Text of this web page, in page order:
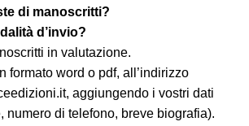
di manoscritti?
d’invio?
in valutazione.
formato word o pdf, all’indirizzo
aggiungendo i vostri dati
numero di telefono, breve biografia).